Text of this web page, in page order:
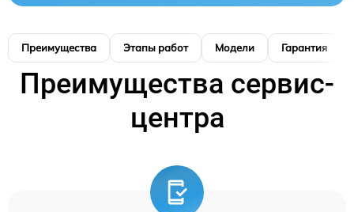
Преимущества Этапы работ Модели Гарантия
Преимущества сервис-
центра